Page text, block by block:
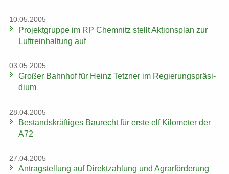
10.05.2005
Pro­jekt­grup­pe im RP Chem­nitz stellt Ak­ti­ons­plan zur
Luft­rein­hal­tung auf
03.05.2005
Gro­ßer Bahn­hof für Heinz Tetz­ner im Re­gie­rungs­prä­si­
di­um
28.04.2005
Be­stands­kräf­ti­ges Bau­recht für erste elf Ki­lo­me­ter der
A72
27.04.2005
An­trag­stel­lung auf Di­rekt­zah­lung und Agrar­för­de­rung